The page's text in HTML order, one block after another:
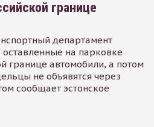
границе
департамент
оставленные на парковке
границе автомобили, а потом
не объявятся через
сообщает эстонское